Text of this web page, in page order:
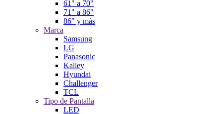
61" a 70"
71" a 86"
86" y más
Marca
Samsung
LG
Panasonic
Kalley
Hyundai
Challenger
TCL
Tipo de Pantalla
LED